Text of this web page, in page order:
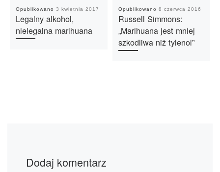
Opublikowano 3 kwietnia 2017
Legalny alkohol,
nielegalna marihuana
Opublikowano 8 czerwca 2016
Russell Simmons:
„Marihuana jest mniej
szkodliwa niż tylenol”
Dodaj komentarz